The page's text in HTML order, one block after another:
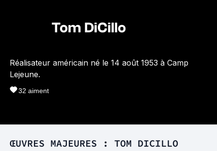
Tom DiCillo
Réalisateur américain né le 14 août 1953 à Camp
Lejeune.
32 aiment
ŒUVRES MAJEURES : TOM DICILLO